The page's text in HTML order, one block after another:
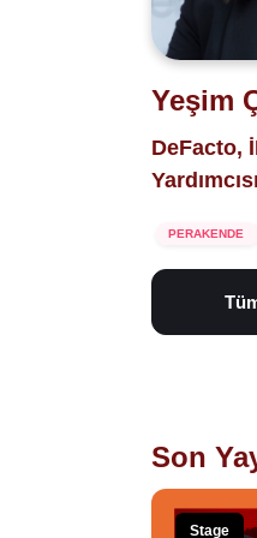
Yeşim
DeFacto,
Yardımcısı
PERAKENDE
Son
Stage